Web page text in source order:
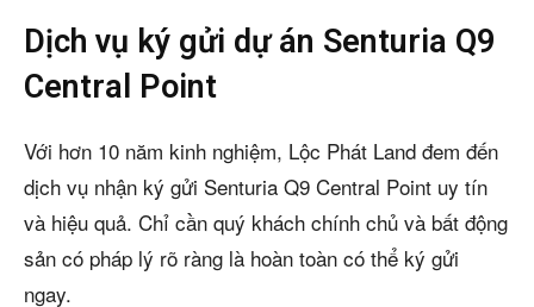
Dịch vụ ký gửi dự án Senturia Q9
Central Point
Với hơn 10 năm kinh nghiệm, Lộc Phát Land đem đến
dịch vụ nhận ký gửi Senturia Q9 Central Point uy tín
và hiệu quả. Chỉ cần quý khách chính chủ và bất động
sản có pháp lý rõ ràng là hoàn toàn có thể ký gửi
ngay.